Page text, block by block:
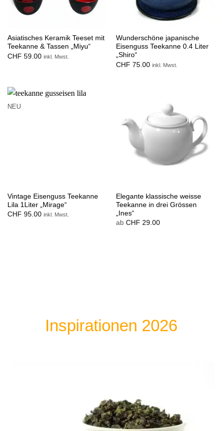
Asiatisches Keramik Teeset mit
Teekanne & Tassen „Miyu“
CHF 59.00 inkl. Mwst.
Wunderschöne japanische
Eisenguss Teekanne 0.4 Liter
„Shiro“
CHF 75.00 inkl. Mwst.
NEU
Vintage Eisenguss Teekanne
Lila 1Liter „Mirage“
CHF 95.00 inkl. Mwst.
Elegante klassische weisse
Teekanne in drei Grössen
„Ines“
ab CHF 29.00
Inspirationen 2026